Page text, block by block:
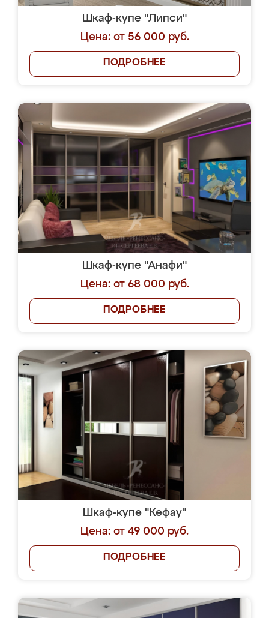
Шкаф-купе "Липси"
Цена: от 56 000 руб.
ПОДРОБНЕЕ
Шкаф-купе "Анафи"
Цена: от 68 000 руб.
ПОДРОБНЕЕ
Шкаф-купе "Кефау"
Цена: от 49 000 руб.
ПОДРОБНЕЕ